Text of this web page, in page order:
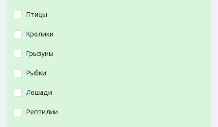
Птицы
Кролики
Грызуны
Рыбки
Лошади
Рептилии